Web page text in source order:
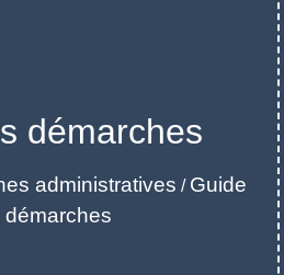
démarches
administratives / Guide
démarches